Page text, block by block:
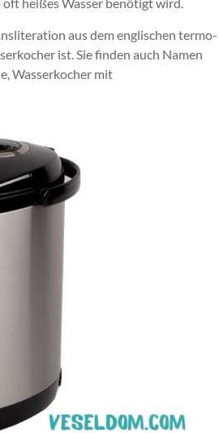
aus dem englischen termo-
ist. Sie finden auch Namen
Wasserkocher mit